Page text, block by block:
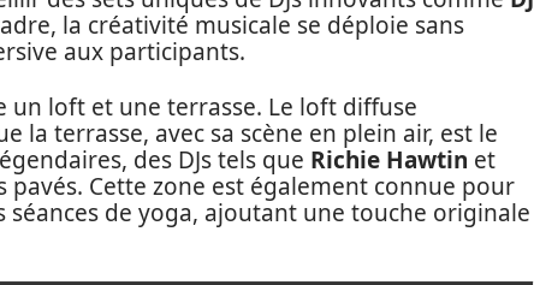
la créativité musicale se déploie sans
aux participants.
un loft et une terrasse. Le loft diffuse
la terrasse, avec sa scène en plein air, est le
des DJs tels que Richie Hawtin et
pavés. Cette zone est également connue pour
séances de yoga, ajoutant une touche originale